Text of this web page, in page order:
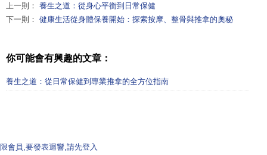
上一則： 養生之道：從身心平衡到日常保健
下一則： 健康生活從身體保養開始：探索按摩、整骨與推拿的奧秘
你可能會有興趣的文章：
養生之道：從日常保健到專業推拿的全方位指南
限會員,要發表迴響,請先登入